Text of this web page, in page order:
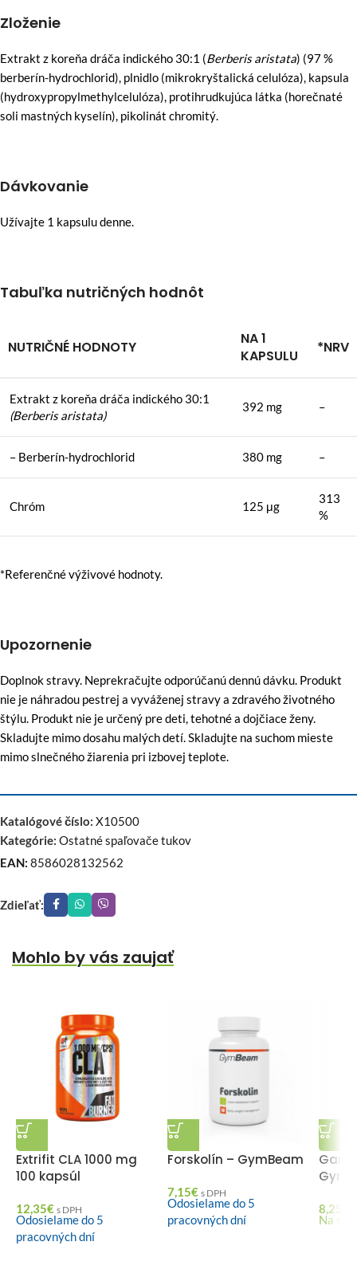
Zloženie
Extrakt z koreňa dráča indického 30:1 (Berberis aristata) (97 %
berberín-hydrochlorid), plnidlo (mikrokryštalická celulóza), kapsula
(hydroxypropylmethylcelulóza), protihrudkujúca látka (horečnaté
soli mastných kyselín), pikolinát chromitý.
Dávkovanie
Užívajte 1 kapsulu denne.
Tabuľka nutričných hodnôt
NUTRIČNÉ HODNOTY
NA 1
KAPSULU
*NRV
Extrakt z koreňa dráča indického 30:1
(Berberis aristata)
392 mg –
– Berberín-hydrochlorid 380 mg –
Chróm 125 μg
313
%
*Referenčné výživové hodnoty.
Upozornenie
Doplnok stravy. Neprekračujte odporúčanú dennú dávku. Produkt
nie je náhradou pestrej a vyváženej stravy a zdravého životného
štýlu. Produkt nie je určený pre deti, tehotné a dojčiace ženy.
Skladujte mimo dosahu malých detí. Skladujte na suchom mieste
mimo slnečného žiarenia pri izbovej teplote.
Katalógové číslo: X10500
Kategórie: Ostatné spaľovače tukov
EAN: 8586028132562
Zdieľať:
Mohlo by vás zaujať
Extrifit CLA 1000 mg
100 kapsúl
12,35€ s DPH
Odosielame do 5
pracovných dní
Forskolín – GymBeam
7,15€ s DPH
Odosielame do 5
pracovných dní
8,25
Na